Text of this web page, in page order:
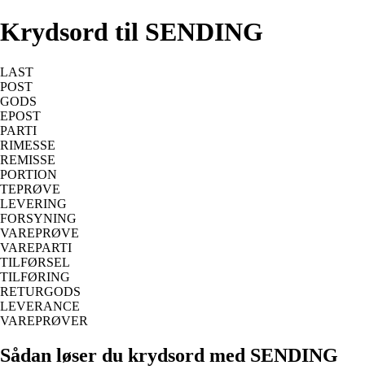
Krydsord til SENDING
LAST
POST
GODS
EPOST
PARTI
RIMESSE
REMISSE
PORTION
TEPRØVE
LEVERING
FORSYNING
VAREPRØVE
VAREPARTI
TILFØRSEL
TILFØRING
RETURGODS
LEVERANCE
VAREPRØVER
Sådan løser du krydsord med SENDING